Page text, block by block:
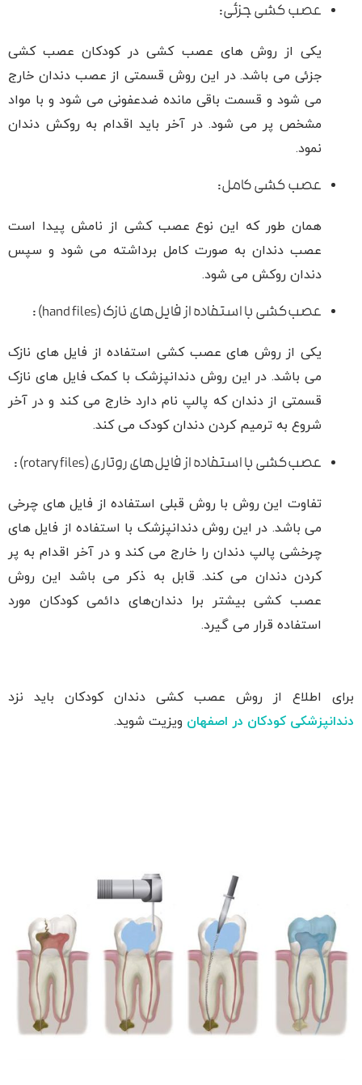
عصب کشی جزئی:
یکی از روش های عصب کشی در کودکان عصب کشی
جزئی می باشد. در این روش قسمتی از عصب دندان خارج
می شود و قسمت باقی مانده ضدعفونی می شود و با مواد
مشخص پر می شود. در آخر باید اقدام به روکش دندان
نمود.
عصب کشی کامل:
همان طور که این نوع عصب کشی از نامش پیدا است
عصب دندان به صورت کامل برداشته می شود و سپس
دندان روکش می شود.
عصب‌کشی با استفاده از فایل‌های نازک (hand files) :
یکی از روش های عصب کشی استفاده از فایل های نازک
می باشد. در این روش دندانپزشک با کمک فایل های نازک
قسمتی از دندان که پالپ نام دارد خارج می کند و در آخر
شروع به ترمیم کردن دندان کودک می کند.
عصب‌کشی با استفاده از فایل‌های روتاری (rotary files) :
تفاوت این روش با روش قبلی استفاده از فایل های چرخی
می باشد. در این روش دندانپزشک با استفاده از فایل های
چرخشی پالپ دندان را خارج می کند و در آخر اقدام به پر
کردن دندان می کند. قابل به ذکر می باشد این روش
عصب کشی بیشتر برا دندان‌های دائمی کودکان مورد
استفاده قرار می گیرد.
برای اطلاع از روش عصب کشی دندان کودکان باید نزد
دندانپزشکی کودکان در اصفهان ویزیت شوید.